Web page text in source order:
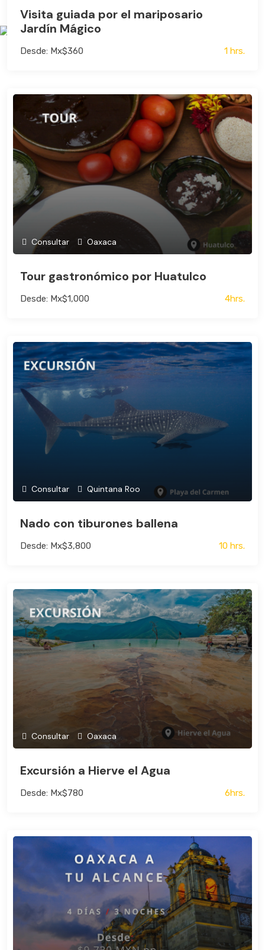
Visita guiada por el mariposario
Jardín Mágico
Desde: Mx$360 1 hrs.
Consultar Oaxaca
Tour gastronómico por Huatulco
Desde: Mx$1,000 4hrs.
Consultar Quintana Roo
Nado con tiburones ballena
Desde: Mx$3,800 10 hrs.
Consultar Oaxaca
Excursión a Hierve el Agua
Desde: Mx$780 6hrs.